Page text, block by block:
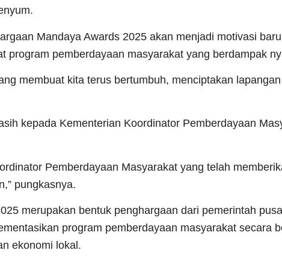
Mandaya Awards 2025 akan menjadi motivasi
program pemberdayaan masyarakat yang berdampak
membuat kita terus bertumbuh, menciptakan
kepada Kementerian Koordinator Pemberdayaan
Pemberdayaan Masyarakat yang telah
pungkasnya.
merupakan bentuk penghargaan dari pemerintah
program pemberdayaan masyarakat secara
ekonomi lokal.